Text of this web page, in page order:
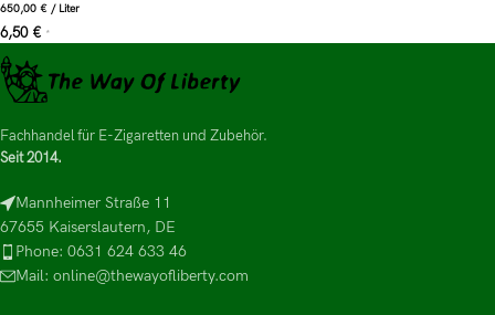
650,00 € / Liter
6,50 € *
Fachhandel für E-Zigaretten und Zubehör.
Seit 2014.
Mannheimer Straße 11
67655 Kaiserslautern, DE
Phone: 0631 624 633 46
Mail: online@thewayofliberty.com